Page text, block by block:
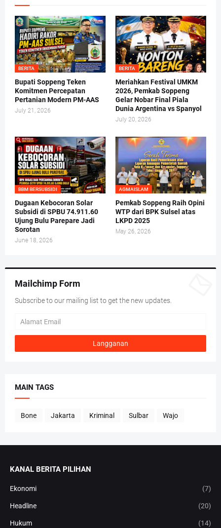
BERITA
Bupati Soppeng Teken
Komitmen Percepatan
Pertanian Modern PM-AAS
July 21, 2026
BERITA
Meriahkan Festival UMKM
2026, Pemkab Soppeng
Gelar Nobar Final Piala
Dunia Argentina vs Spanyol
July 20, 2026
BBM BERSUBSIDI
Dugaan Kebocoran Solar
Subsidi di SPBU 74.911.60
Ujung Bulu Parepare Jadi
Sorotan
June 18, 2026
AGMAISLAM
Pemkab Soppeng Raih Opini
WTP dari BPK Sulsel atas
LKPD 2025
May 26, 2026
Mailchimp Form
Subscribe to our mailing list to get the new updates.
MAIN TAGS
Bone Jakarta Kriminal Sulbar Wajo
KANAL BERITA PILIHAN
Ekonomi (7)
Headline (20)
Hukum (14)